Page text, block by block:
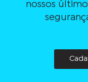
nossos